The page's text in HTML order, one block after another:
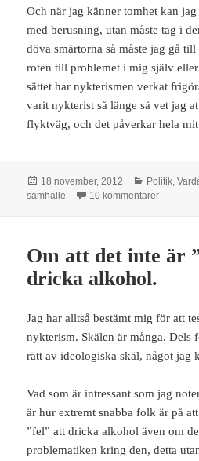
Och när jag känner tomhet kan
med berusning, utan måste tag i
döva smärtorna så måste jag gå
roten till problemet i mig själv
sättet har nykterismen verkat
varit nykterist så länge så vet jag
flyktväg, och det påverkar hela
Postat
18 november, 2012 Kategorier
Politik,
samhälle
10 kommentarertill Jag
Om att det inte är
dricka alkohol.
Jag har alltså bestämt mig för att
nykterism. Skälen är många. Dels
rätt av ideologiska skäl, något jag
Vad som är intressant som jag
är hur extremt snabba folk är på
”fel” att dricka alkohol även om
problematiken kring den, detta